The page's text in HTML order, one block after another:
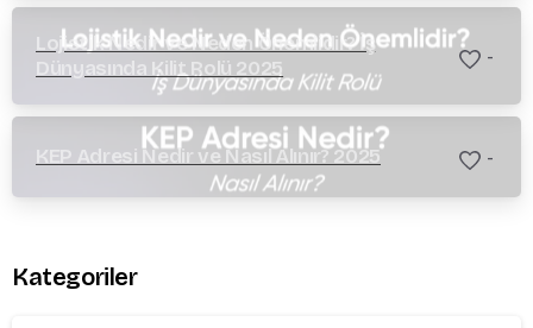
Lojistik Nedir ve Neden Önemlidir? İş
Dünyasında Kilit Rolü 2025
-
KEP Adresi Nedir ve Nasıl Alınır? 2025 -
Kategoriler